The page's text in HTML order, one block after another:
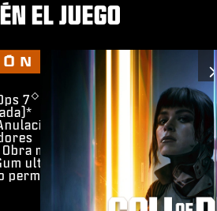
EL JUEGO
Previous
BÓVEDA
7◇
de The Guild*
maestra
ultra de Zombis
permanente